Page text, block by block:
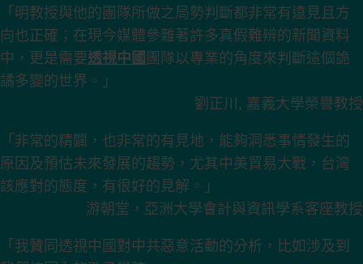
「明教授與他的團隊所做之局勢判斷都非常有遠見且方
向也正確；在現今媒體參雜著許多真假難辨的新聞資料
中，更是需要透視中國 團隊以專業的角度來判斷這個詭
譎多變的世界。」
劉正川, 嘉義大學榮譽教授
「非常的精闢，也非常的有見地，能夠洞悉事情發生的
原因及預估未來發展的趨勢，尤其中美貿易大戰，台灣
該應對的態度，有很好的見解。」
游朝堂，亞洲大學會計與資訊學系客座教授
「我贊同透視中國對中共惡意活動的分析，比如涉及到